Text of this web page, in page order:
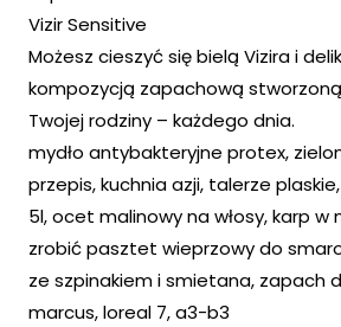
Vizir Sensitive
Możesz cieszyć się bielą Vizira i
kompozycją zapachową
Twojej rodziny – każdego dnia.
mydło antybakteryjne protex,
przepis, kuchnia azji, talerze
5l, ocet malinowy na włosy, karp w
zrobić pasztet wieprzowy do
ze szpinakiem i smietana, zapach
marcus, loreal 7, a3-b3